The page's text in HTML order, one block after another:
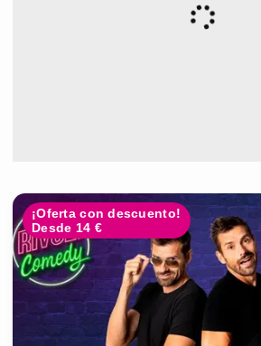
¡Oferta con descuento!
Desde 14 €